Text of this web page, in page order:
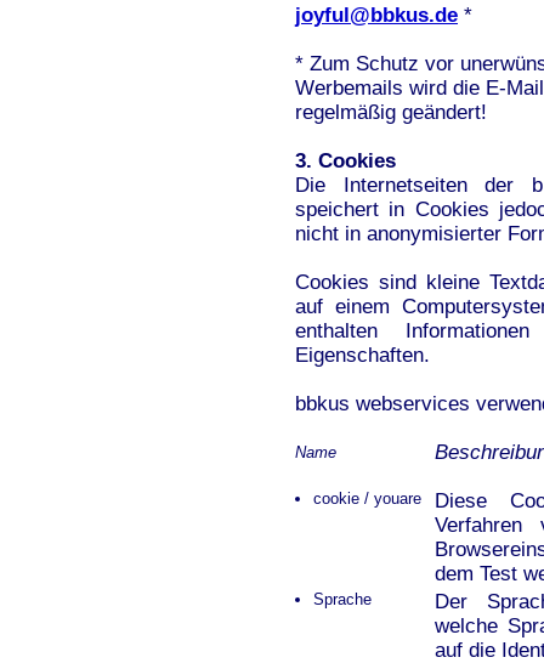
joyful@bbkus.de *
* Zum Schutz vor
Werbemails wird die E-
regelmäßig geändert!
3. Cookies
Die Internetseiten der
speichert in Cookies
nicht in anonymisierter
Cookies sind kleine
auf einem
enthalten
Eigenschaften.
bbkus webservices
Name
cookie / youare
Diese
dem Test
Sprache
Der
welche
auf die